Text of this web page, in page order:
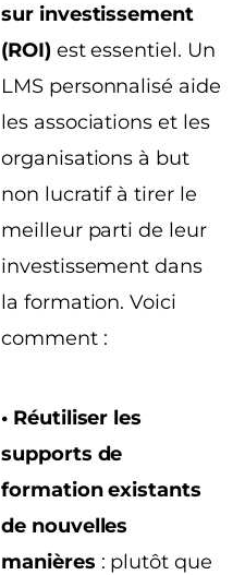
sur investissement
(ROI) est essentiel. Un
LMS personnalisé aide
les associations et les
organisations à but
non lucratif à tirer le
meilleur parti de leur
investissement dans
la formation. Voici
comment :
• Réutiliser les
supports de
formation existants
de nouvelles
manières : plutôt que